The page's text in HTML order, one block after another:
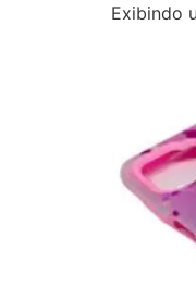
Exibindo